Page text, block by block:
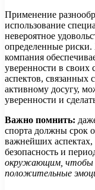
Применение
использование
невероятное
определенные
компания
уверенности в
аспектов, связанных
активному досугу,
уверенности и
Важно помнить:
спорта должны срок
важнейших
безопасность и
окружающим, чтобы
положительные